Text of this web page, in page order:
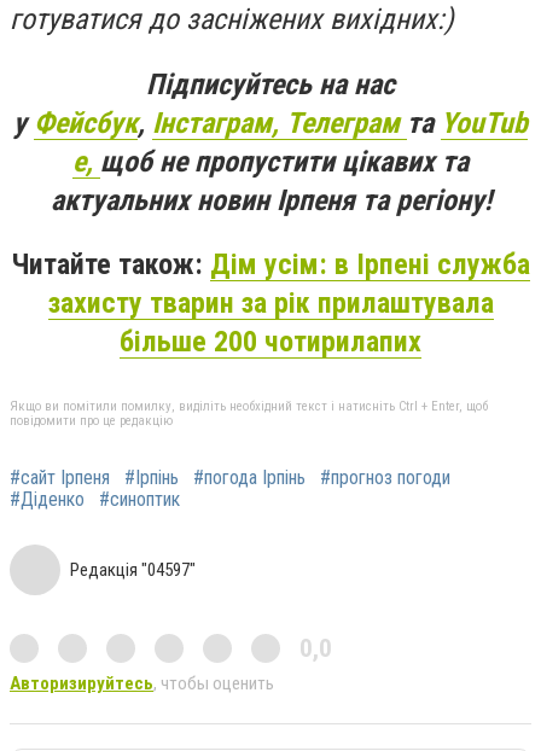
готуватися до засніжених вихідних:)
Підписуйтесь на нас
уФейсбук, Інстаграм, Телеграм та YouTub
e, щоб не пропустити цікавих та
актуальних новин Ірпеня та регіону!
Читайте також: Дім усім: в Ірпені служба
захисту тварин за рік прилаштувала
більше 200 чотирилапих
Якщо ви помітили помилку, виділіть необхідний текст і натисніть Ctrl + Enter, щоб
повідомити про це редакцію
#сайт Ірпеня #Ірпінь #погода Ірпінь
#прогноз погоди
#Діденко
#синоптик
Редакція "04597"
0,0
Авторизируйтесь, чтобы оценить